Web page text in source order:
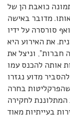
כואבת הן של
מדובר באישה
סורסרה על ידיו
את האירוע היא
חברות”, וניצל את
אותה להכנס עמו
מדוע נגזרו
שהפרקליטות בחרה
לחקירה
בעייתיות מאוד